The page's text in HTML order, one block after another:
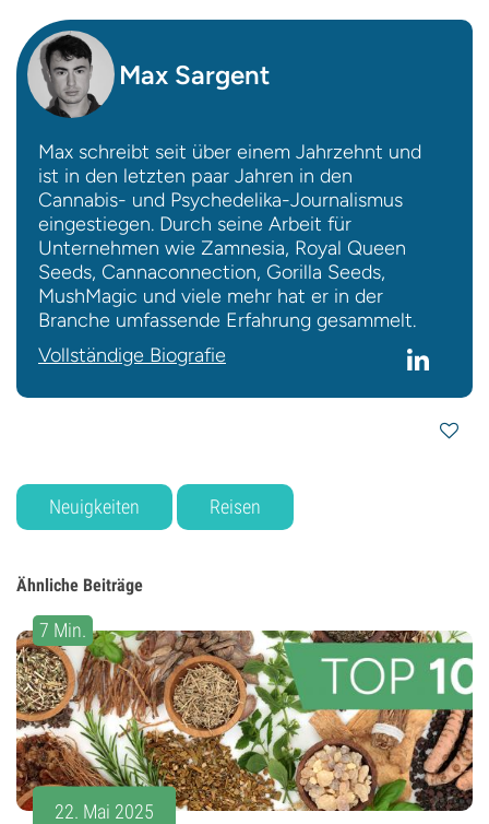
Max Sargent
Max schreibt seit über einem Jahrzehnt und
ist in den letzten paar Jahren in den
Cannabis- und Psychedelika-Journalismus
eingestiegen. Durch seine Arbeit für
Unternehmen wie Zamnesia, Royal Queen
Seeds, Cannaconnection, Gorilla Seeds,
MushMagic und viele mehr hat er in der
Branche umfassende Erfahrung gesammelt.
Vollständige Biografie
Neuigkeiten Reisen
Ähnliche Beiträge
7 Min.
22. Mai 2025